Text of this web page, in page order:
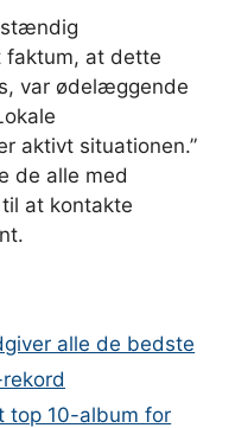
faktum, at dette
var ødelæggende
aktivt situationen.”
de alle med
at kontakte
alle de bedste
top 10-album for